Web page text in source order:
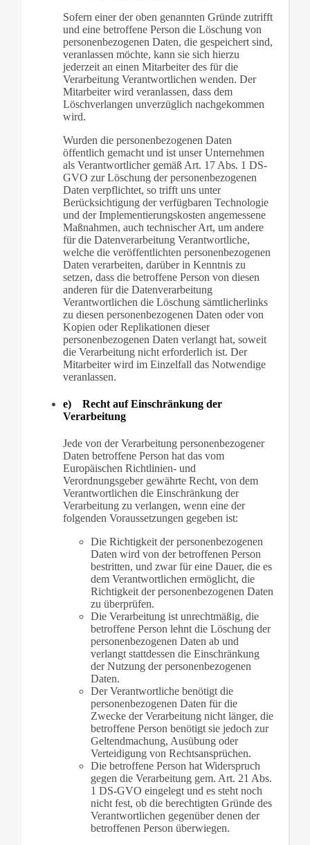
Sofern einer der oben genannten Gründe zutrifft
und eine betroffene Person die Löschung von
personenbezogenen Daten, die gespeichert sind,
veranlassen möchte, kann sie sich hierzu
jederzeit an einen Mitarbeiter des für die
Verarbeitung Verantwortlichen wenden. Der
Mitarbeiter wird veranlassen, dass dem
Löschverlangen unverzüglich nachgekommen
wird.
Wurden die personenbezogenen Daten
öffentlich gemacht und ist unser Unternehmen
als Verantwortlicher gemäß Art. 17 Abs. 1 DS-
GVO zur Löschung der personenbezogenen
Daten verpflichtet, so trifft uns unter
Berücksichtigung der verfügbaren Technologie
und der Implementierungskosten angemessene
Maßnahmen, auch technischer Art, um andere
für die Datenverarbeitung Verantwortliche,
welche die veröffentlichten personenbezogenen
Daten verarbeiten, darüber in Kenntnis zu
setzen, dass die betroffene Person von diesen
anderen für die Datenverarbeitung
Verantwortlichen die Löschung sämtlicherlinks
zu diesen personenbezogenen Daten oder von
Kopien oder Replikationen dieser
personenbezogenen Daten verlangt hat, soweit
die Verarbeitung nicht erforderlich ist. Der
Mitarbeiter wird im Einzelfall das Notwendige
veranlassen.
e) Recht auf Einschränkung der
Verarbeitung
Jede von der Verarbeitung personenbezogener
Daten betroffene Person hat das vom
Europäischen Richtlinien- und
Verordnungsgeber gewährte Recht, von dem
Verantwortlichen die Einschränkung der
Verarbeitung zu verlangen, wenn eine der
folgenden Voraussetzungen gegeben ist:
Die Richtigkeit der personenbezogenen
Daten wird von der betroffenen Person
bestritten, und zwar für eine Dauer, die es
dem Verantwortlichen ermöglicht, die
Richtigkeit der personenbezogenen Daten
zu überprüfen.
Die Verarbeitung ist unrechtmäßig, die
betroffene Person lehnt die Löschung der
personenbezogenen Daten ab und
verlangt stattdessen die Einschränkung
der Nutzung der personenbezogenen
Daten.
Der Verantwortliche benötigt die
personenbezogenen Daten für die
Zwecke der Verarbeitung nicht länger, die
betroffene Person benötigt sie jedoch zur
Geltendmachung, Ausübung oder
Verteidigung von Rechtsansprüchen.
Die betroffene Person hat Widerspruch
gegen die Verarbeitung gem. Art. 21 Abs.
1 DS-GVO eingelegt und es steht noch
nicht fest, ob die berechtigten Gründe des
Verantwortlichen gegenüber denen der
betroffenen Person überwiegen.